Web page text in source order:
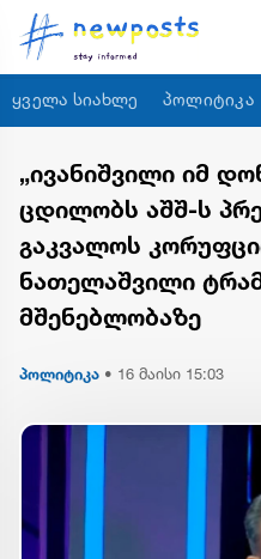
ყველა სიახლე პოლიტიკა
„ივანიშვილი იმ
ცდილობს აშშ-ს
გაკვალოს
ნათელაშვილი
მშენებლობაზე
პოლიტიკა • 16 მაისი 15:03